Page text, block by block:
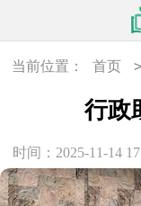
当前位置： 首页 >
行政
时间：2025-11-14